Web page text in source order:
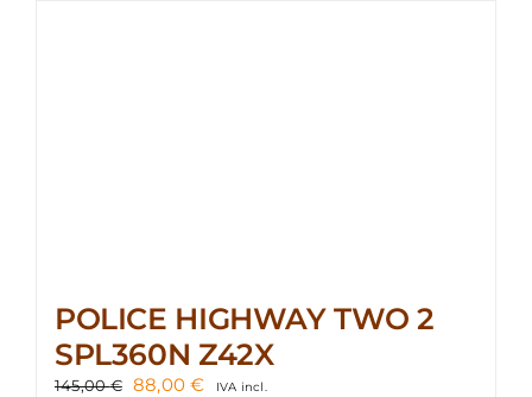
POLICE HIGHWAY TWO 2
SPL360N Z42X
145,00€ El
88,00€ ElIVA incl.